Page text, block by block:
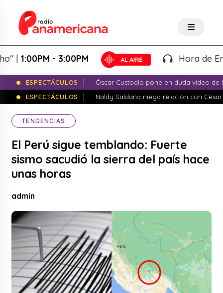
- 3:00PM Hora de
ESPECTÁCULOS
Óscar Custodio pone en duda video de
ESPECTÁCULOS
Naldy Saldaña niega relación con
TENDENCIAS
El Perú sigue temblando: Fuerte
sismo sacudió la sierra del país hace
unas horas
admin